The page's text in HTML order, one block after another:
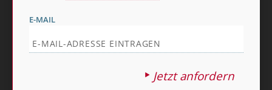
E-MAIL
Jetzt anfordern